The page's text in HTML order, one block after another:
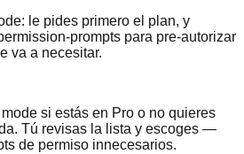
le pides primero el plan, y
prompts para pre-autorizar
va a necesitar.
si estás en Pro o no quieres
Tú revisas la lista y escoges —
de permiso innecesarios.